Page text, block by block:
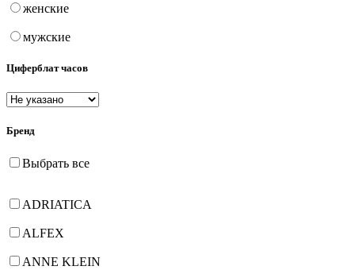
женские
мужские
Циферблат часов
Бренд
Выбрать все
ADRIATICA
ALFEX
ANNE KLEIN